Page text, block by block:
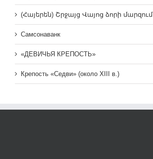
(Հայերեն) Շրջայց Վայոց ձորի մարզում
Самсонаванк
«ДЕВИЧЬЯ КРЕПОСТЬ»
Крепость «Седви» (около XIII в.)